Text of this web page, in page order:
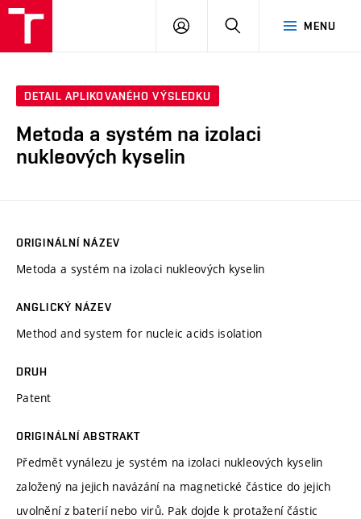
MENU
PŘIHLÁSIT
DETAIL APLIKOVANÉHO VÝSLEDKU
Metoda a systém na izolaci
nukleových kyselin
ORIGINÁLNÍ NÁZEV
Metoda a systém na izolaci nukleových kyselin
ANGLICKÝ NÁZEV
Method and system for nucleic acids isolation
DRUH
Patent
ORIGINÁLNÍ ABSTRAKT
Předmět vynálezu je systém na izolaci nukleových kyselin
založený na jejich navázání na magnetické částice do jejich
uvolnění z baterií nebo virů. Pak dojde k protažení částic